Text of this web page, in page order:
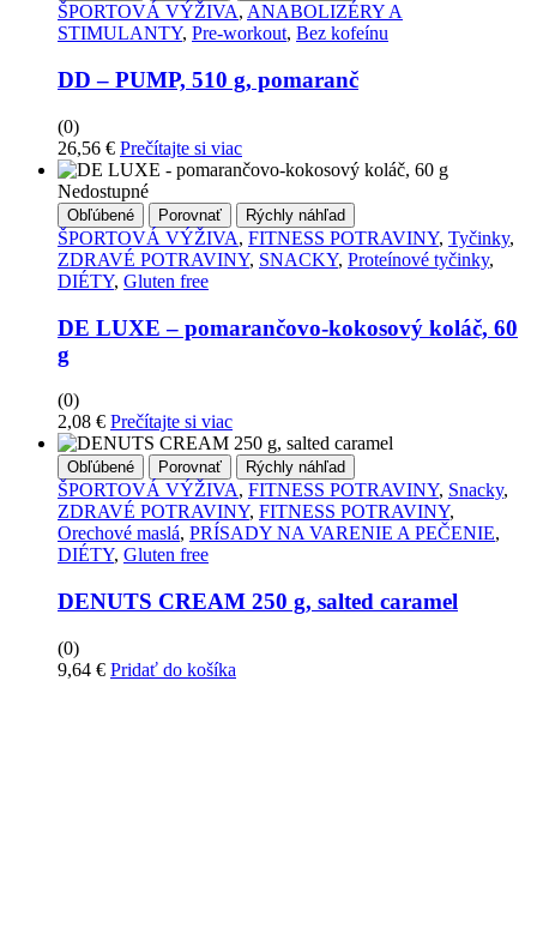
ŠPORTOVÁ VÝŽIVA, ANABOLIZÉRY A
STIMULANTY, Pre-workout, Bez kofeínu
DD – PUMP, 510 g, pomaranč
(0)
26,56 € Prečítajte si viac
Nedostupné
Obľúbené Porovnať Rýchly náhľad
ŠPORTOVÁ VÝŽIVA, FITNESS POTRAVINY, Tyčinky,
ZDRAVÉ POTRAVINY, SNACKY, Proteínové tyčinky,
DIÉTY, Gluten free
DE LUXE – pomarančovo-kokosový koláč, 60
g
(0)
2,08 € Prečítajte si viac
Obľúbené Porovnať Rýchly náhľad
ŠPORTOVÁ VÝŽIVA, FITNESS POTRAVINY, Snacky,
ZDRAVÉ POTRAVINY, FITNESS POTRAVINY,
Orechové maslá, PRÍSADY NA VARENIE A PEČENIE,
DIÉTY, Gluten free
DENUTS CREAM 250 g, salted caramel
(0)
9,64 € Pridať do košíka